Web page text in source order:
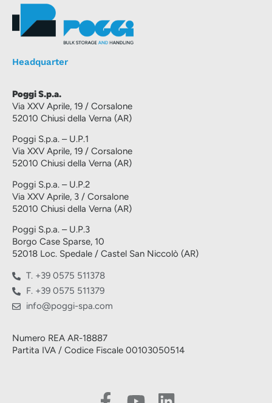
Headquarter
Poggi S.p.a.
Via XXV Aprile, 19 / Corsalone
52010 Chiusi della Verna (AR)
Poggi S.p.a. – U.P.1
Via XXV Aprile, 19 / Corsalone
52010 Chiusi della Verna (AR)
Poggi S.p.a. – U.P.2
Via XXV Aprile, 3 / Corsalone
52010 Chiusi della Verna (AR)
Poggi S.p.a. – U.P.3
Borgo Case Sparse, 10
52018 Loc. Spedale / Castel San Niccolò (AR)
T. +39 0575 511378
F. +39 0575 511379
info@poggi-spa.com
Numero REA AR-18887
Partita IVA / Codice Fiscale 00103050514